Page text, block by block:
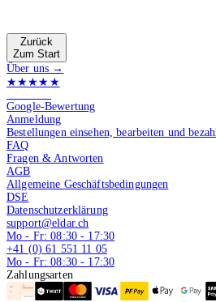
Zurück
Zum Start
Über uns →
★★★★★
Google-Bewertung
Anmeldung
Bestellungen einsehen, bearbeiten und
FAQ
Fragen & Antworten
AGB
Allgemeine Geschäftsbedingungen
DSE
Datenschutzerklärung
support@eldar.ch
Mo - Fr: 08:30 - 17:30
+41 (0) 61 551 11 05
Mo - Fr: 08:30 - 17:30
Zahlungsarten